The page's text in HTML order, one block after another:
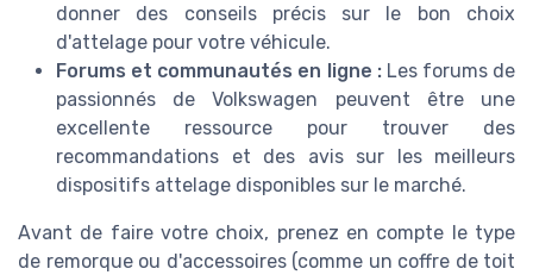
donner des conseils précis sur le bon choix
d'attelage pour votre véhicule.
Forums et communautés en ligne :Les forums de
passionnés de Volkswagen peuvent être une
excellente ressource pour trouver des
recommandations et des avis sur les meilleurs
dispositifs attelage disponibles sur le marché.
Avant de faire votre choix, prenez en compte le type
de remorque ou d'accessoires (comme un coffre de toit